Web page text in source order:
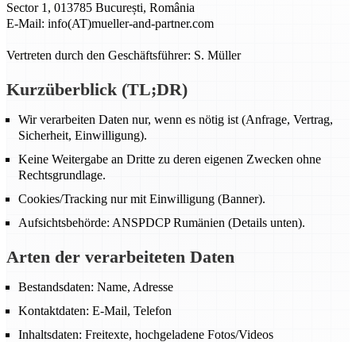
Sector 1, 013785 București, România
E-Mail: info(AT)mueller-and-partner.com
Vertreten durch den Geschäftsführer: S. Müller
Kurzüberblick (TL;DR)
Wir verarbeiten Daten nur, wenn es nötig ist (Anfrage, Vertrag,
Sicherheit, Einwilligung).
Keine Weitergabe an Dritte zu deren eigenen Zwecken ohne
Rechtsgrundlage.
Cookies/Tracking nur mit Einwilligung (Banner).
Aufsichtsbehörde: ANSPDCP Rumänien (Details unten).
Arten der verarbeiteten Daten
Bestandsdaten: Name, Adresse
Kontaktdaten: E-Mail, Telefon
Inhaltsdaten: Freitexte, hochgeladene Fotos/Videos